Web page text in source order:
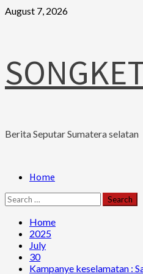
Skip
August 7, 2026
Berita Seputar Sumatera selatan
PrimaryHome
Search
for:
Home
2025
July
30
Kampanye keselamatan :